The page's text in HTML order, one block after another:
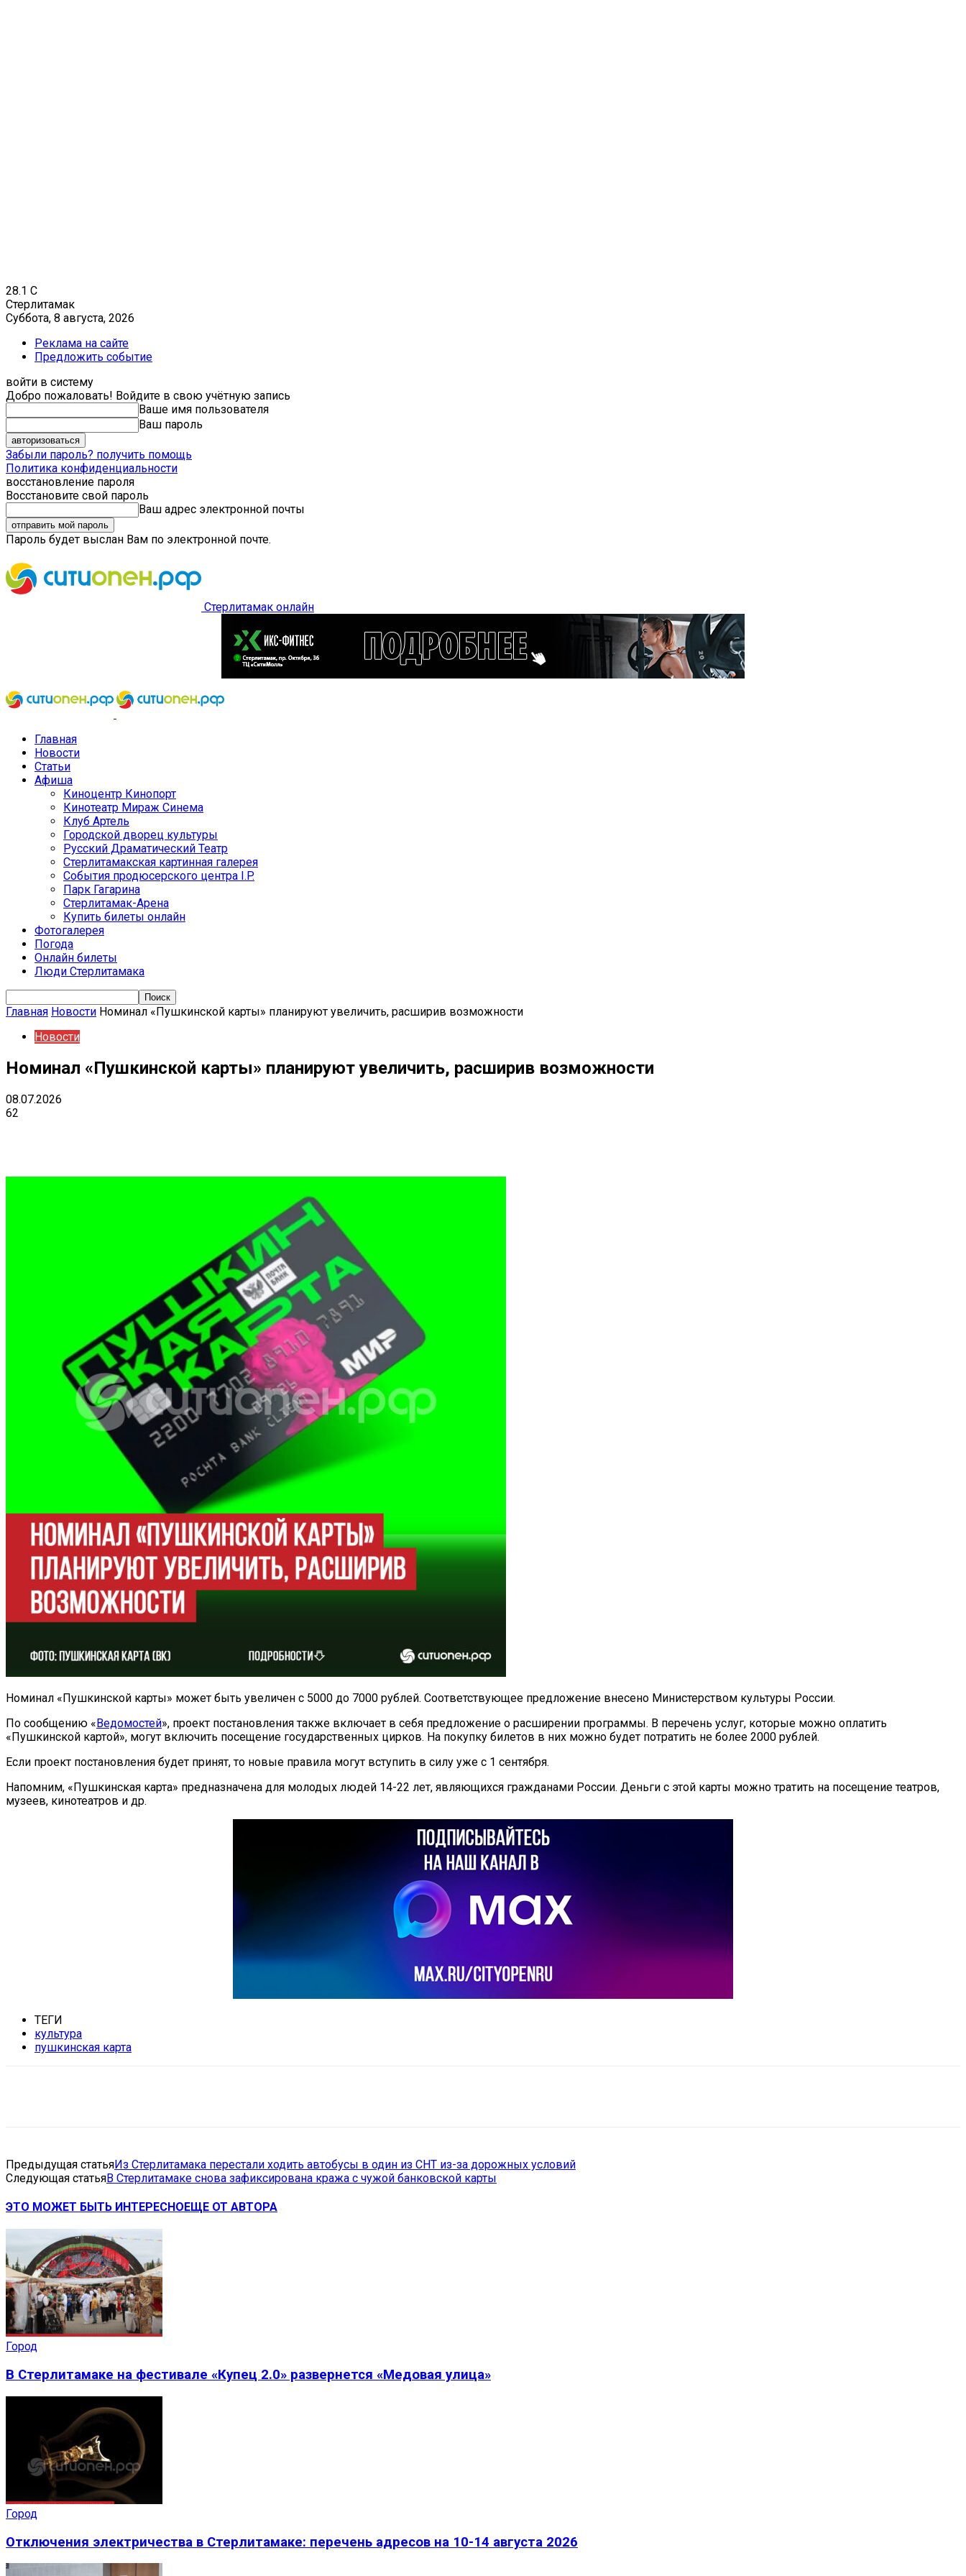
28.1 C
Стерлитамак
Суббота, 8 августа, 2026
Реклама на сайте
Предложить событие
войти в систему
Добро пожаловать! Войдите в свою учётную запись
Ваше имя пользователя
Ваш пароль
Забыли пароль? получить помощь
Политика конфиденциальности
восстановление пароля
Восстановите свой пароль
Ваш адрес электронной почты
Пароль будет выслан Вам по электронной почте.
Стерлитамак онлайн
Главная
Новости
Статьи
Афиша
Киноцентр Кинопорт
Кинотеатр Мираж Синема
Клуб Артель
Городской дворец культуры
Русский Драматический Театр
Стерлитамакская картинная галерея
События продюсерского центра I.P.
Парк Гагарина
Стерлитамак-Арена
Купить билеты онлайн
Фотогалерея
Погода
Онлайн билеты
Люди Стерлитамака
Главная Новости Номинал «Пушкинской карты» планируют увеличить, расширив возможности
Новости
Номинал «Пушкинской карты» планируют увеличить, расширив возможности
08.07.2026
62
Номинал «Пушкинской карты» может быть увеличен с 5000 до 7000 рублей. Соответствующее предложение внесено Министерством культуры России.
По сообщению «Ведомостей», проект постановления также включает в себя предложение о расширении программы. В перечень услуг, которые можно оплатить
«Пушкинской картой», могут включить посещение государственных цирков. На покупку билетов в них можно будет потратить не более 2000 рублей.
Если проект постановления будет принят, то новые правила могут вступить в силу уже с 1 сентября.
Напомним, «Пушкинская карта» предназначена для молодых людей 14-22 лет, являющихся гражданами России. Деньги с этой карты можно тратить на посещение театров,
музеев, кинотеатров и др.
ТЕГИ
культура
пушкинская карта
Предыдущая статьяИз Стерлитамака перестали ходить автобусы в один из СНТ из-за дорожных условий
Следующая статьяВ Стерлитамаке снова зафиксирована кража с чужой банковской карты
ЭТО МОЖЕТ БЫТЬ ИНТЕРЕСНОЕЩЕ ОТ АВТОРА
Город
В Стерлитамаке на фестивале «Купец 2.0» развернется «Медовая улица»
Город
Отключения электричества в Стерлитамаке: перечень адресов на 10-14 августа 2026